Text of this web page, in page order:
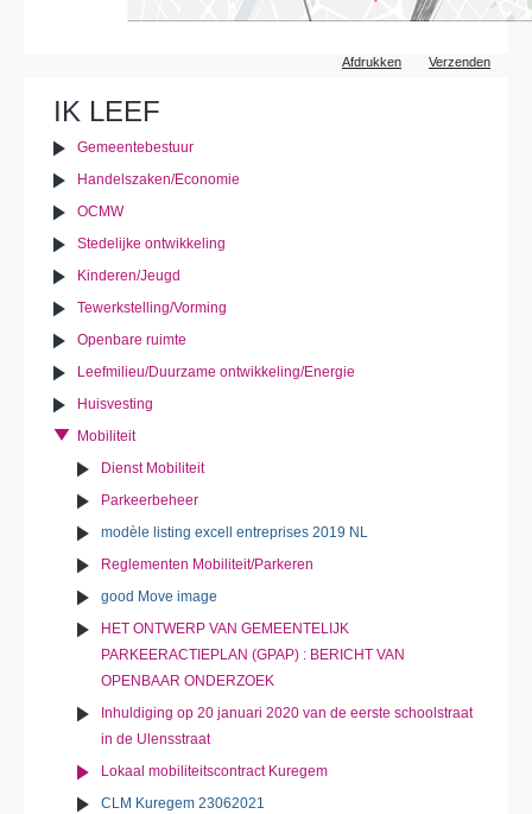
Afdrukken Verzenden
IK LEEF
Gemeentebestuur
Handelszaken/Economie
OCMW
Stedelijke ontwikkeling
Kinderen/Jeugd
Tewerkstelling/Vorming
Openbare ruimte
Leefmilieu/Duurzame ontwikkeling/Energie
Huisvesting
Mobiliteit
Dienst Mobiliteit
Parkeerbeheer
modèle listing excell entreprises 2019 NL
Reglementen Mobiliteit/Parkeren
good Move image
HET ONTWERP VAN GEMEENTELIJK
PARKEERACTIEPLAN (GPAP) : BERICHT VAN
OPENBAAR ONDERZOEK
Inhuldiging op 20 januari 2020 van de eerste schoolstraat
in de Ulensstraat
Lokaal mobiliteitscontract Kuregem
CLM Kuregem 23062021